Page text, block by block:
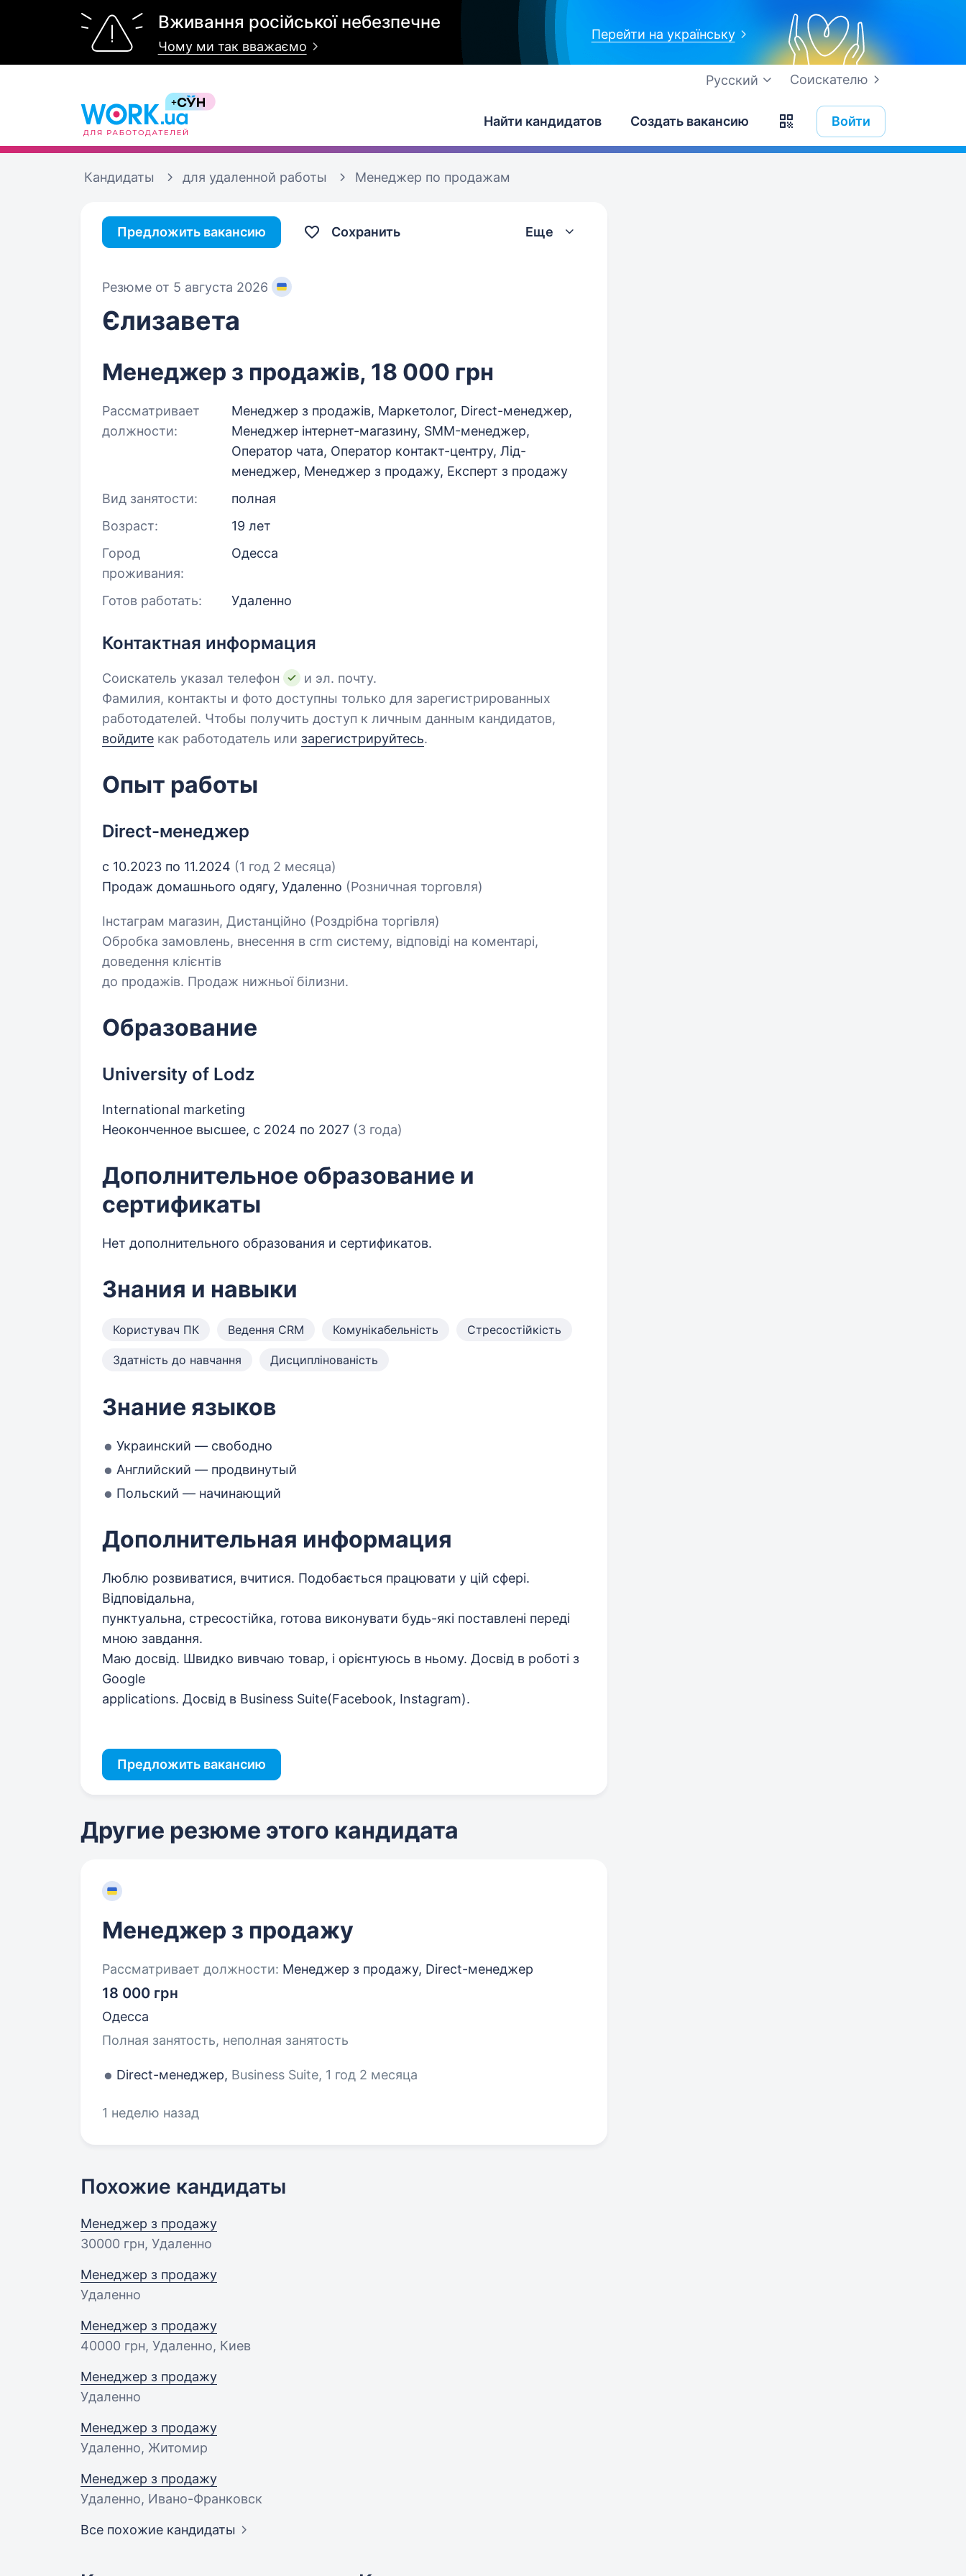
Вживання російської небезпечне
Чому ми так вважаємо
Перейти на українську
Соискателю
Русский
Найти кандидатов Создать вакансию Войти
Кандидаты для удаленной работы Менеджер по продажам
Предложить вакансию Сохранить Еще
Резюме от 5 августа 2026
Єлизавета
Менеджер з продажів, 18 000 грн
Рассматривает
должности:
Менеджер з продажів, Маркетолог, Direct-менеджер,
Менеджер інтернет-магазину, SMM-менеджер,
Оператор чата, Оператор контакт-центру, Лід-
менеджер, Менеджер з продажу, Експерт з продажу
Вид занятости:
полная
Возраст:
19 лет
Город
проживания:
Одесса
Готов работать: Удаленно
Контактная информация
Соискатель указал телефон
и эл. почту.
Фамилия, контакты и фото доступны только для зарегистрированных
работодателей. Чтобы получить доступ к личным данным кандидатов,
войдите как работодатель или зарегистрируйтесь.
Опыт работы
Direct-менеджер
с 10.2023 по 11.2024 (1 год 2 месяца)
Продаж домашнього одягу, Удаленно (Розничная торговля)
Інстаграм магазин, Дистанційно (Роздрібна торгівля)
Обробка замовлень, внесення в crm систему, відповіді на коментарі,
доведення клієнтів
до продажів. Продаж нижньої білизни.
Образование
University of Lodz
International marketing
Неоконченное высшее, с 2024 по 2027 (3 года)
Дополнительное образование и
сертификаты
Нет дополнительного образования и сертификатов.
Знания и навыки
Користувач ПК Ведення CRM Комунікабельність Стресостійкість
Здатність до навчання Дисциплінованість
Знание языков
Украинский — свободно
Английский — продвинутый
Польский — начинающий
Дополнительная информация
Люблю розвиватися, вчитися. Подобається працювати у цій сфері.
Відповідальна,
пунктуальна, стресостійка, готова виконувати будь-які поставлені переді
мною завдання.
Маю досвід. Швидко вивчаю товар, і орієнтуюсь в ньому. Досвід в роботі з
Google
applications. Досвід в Business Suite(Facebook, Instagram).
Предложить вакансию
Другие резюме этого кандидата
Менеджер з продажу
Рассматривает должности: Менеджер з продажу, Direct-менеджер
18 000 грн
Одесса
Полная занятость, неполная занятость
Direct-менеджер, Business Suite, 1 год 2 месяца
1 неделю назад
Похожие кандидаты
Менеджер з продажу
30000 грн, Удаленно
Менеджер з продажу
Удаленно
Менеджер з продажу
40000 грн, Удаленно, Киев
Менеджер з продажу
Удаленно
Менеджер з продажу
Удаленно, Житомир
Менеджер з продажу
Удаленно, Ивано-Франковск
Все похожие кандидаты